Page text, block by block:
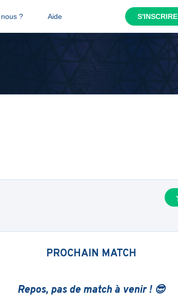
? Aide S'INSCRIRE
PROCHAIN MATCH
Repos, pas de match à venir ! 😎